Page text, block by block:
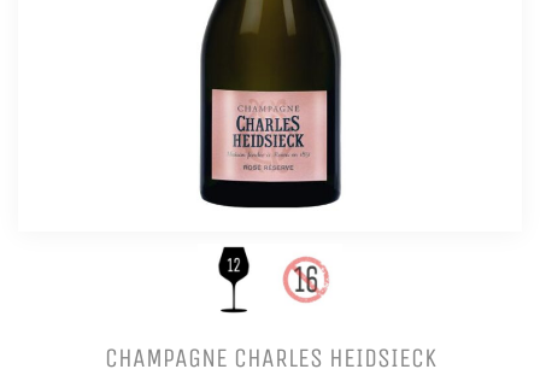
CHAMPAGNE CHARLES HEIDSIECK